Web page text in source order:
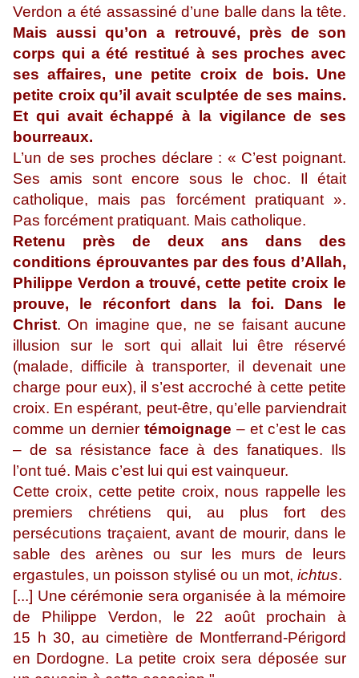
Verdon a été assassiné d’une balle dans la tête.
Mais aussi qu’on a retrouvé, près de son
corps qui a été restitué à ses proches avec
ses affaires, une petite croix de bois. Une
petite croix qu’il avait sculptée de ses mains.
Et qui avait échappé à la vigilance de ses
bourreaux.
L’un de ses proches déclare : « C’est poignant.
Ses amis sont encore sous le choc. Il était
catholique, mais pas forcément pratiquant ».
Pas forcément pratiquant. Mais catholique.
Retenu près de deux ans dans des
conditions éprouvantes par des fous d’Allah,
Philippe Verdon a trouvé, cette petite croix le
prouve, le réconfort dans la foi. Dans le
Christ. On imagine que, ne se faisant aucune
illusion sur le sort qui allait lui être réservé
(malade, difficile à transporter, il devenait une
charge pour eux), il s’est accroché à cette petite
croix. En espérant, peut-être, qu’elle parviendrait
comme un dernier témoignage – et c’est le cas
– de sa résistance face à des fanatiques. Ils
l’ont tué. Mais c’est lui qui est vainqueur.
Cette croix, cette petite croix, nous rappelle les
premiers chrétiens qui, au plus fort des
persécutions traçaient, avant de mourir, dans le
sable des arènes ou sur les murs de leurs
ergastules, un poisson stylisé ou un mot, ichtus.
[...] Une cérémonie sera organisée à la mémoire
de Philippe Verdon, le 22 août prochain à
15 h 30, au cimetière de Montferrand-Périgord
en Dordogne. La petite croix sera déposée sur